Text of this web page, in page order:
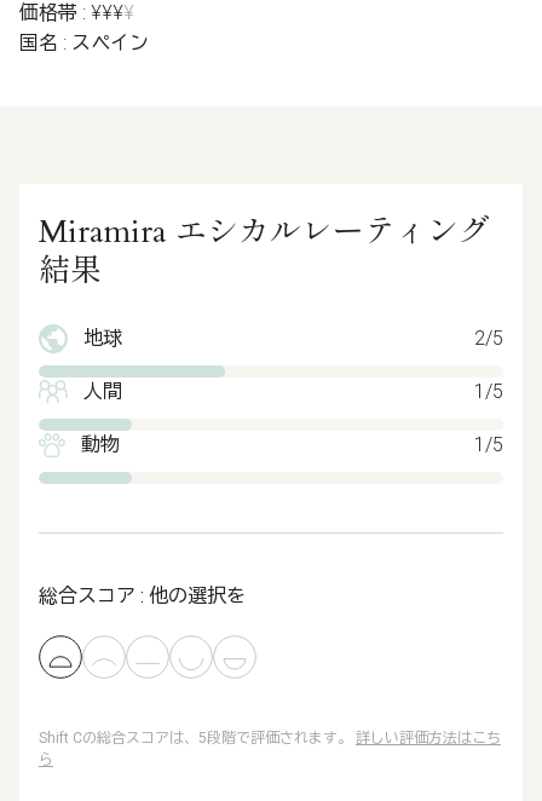
価格帯 : ¥¥¥¥
国名 : スペイン
Miramira エシカルレーティング
結果
地球 2/5
人間 1/5
動物 1/5
総合スコア : 他の選択を
Shift Cの総合スコアは、5段階で評価されます。 詳しい評価方法はこち
ら